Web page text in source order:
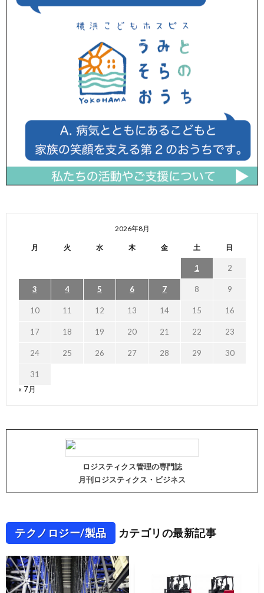
2026年8月
月 火 水 木 金 土 日
1 2
3 4 5 6 7 8 9
10 11 12 13 14 15 16
17 18 19 20 21 22 23
24 25 26 27 28 29 30
31
« 7月
ロジスティクス管理の専門誌
月刊ロジスティクス・ビジネス
テクノロジー/製品 カテゴリの最新記事